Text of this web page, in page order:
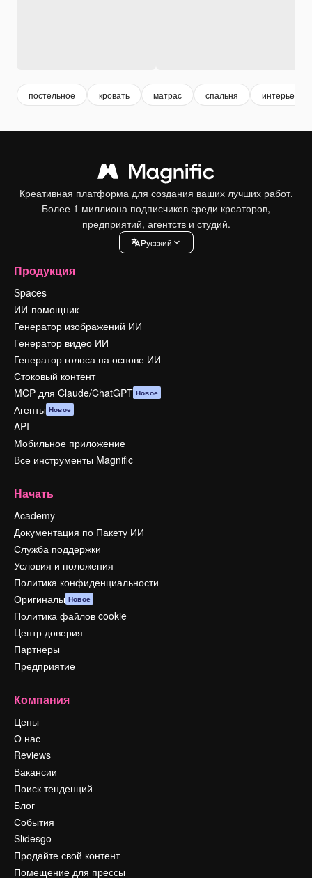
постельное кровать матрас спальня интерьер
Креативная платформа для создания ваших лучших работ.
Более 1 миллиона подписчиков среди креаторов,
предприятий, агентств и студий.
Pусский
Продукция
Spaces
ИИ-помощник
Генератор изображений ИИ
Генератор видео ИИ
Генератор голоса на основе ИИ
Стоковый контент
MCP для Claude/ChatGPT Новое
Агенты Новое
API
Мобильное приложение
Все инструменты Magnific
Начать
Academy
Документация по Пакету ИИ
Служба поддержки
Условия и положения
Политика конфиденциальности
Оригиналы Новое
Политика файлов cookie
Центр доверия
Партнеры
Предприятие
Компания
Цены
О нас
Reviews
Вакансии
Поиск тенденций
Блог
События
Slidesgo
Продайте свой контент
Помещение для прессы